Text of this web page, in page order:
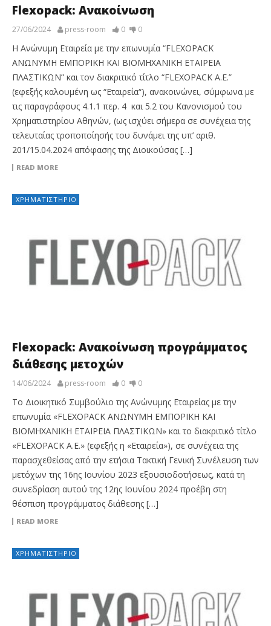
Flexopack: Ανακοίνωση
27/06/2024 press-room 0 0
Η Ανώνυμη Εταιρεία με την επωνυμία “FLEXOPACK
ΑΝΩΝΥΜΗ ΕΜΠΟΡΙΚΗ ΚΑΙ ΒΙΟΜΗΧΑΝΙΚΗ ΕΤΑΙΡEΙΑ
ΠΛΑΣΤΙΚΩΝ” και τον διακριτικό τίτλο “FLEXOPACK A.E.”
(εφεξής καλουμένη ως “Εταιρεία“), ανακοινώνει, σύμφωνα με
τις παραγράφους 4.1.1 περ. 4 και 5.2 του Κανονισμού του
Χρηματιστηρίου Αθηνών, (ως ισχύει σήμερα σε συνέχεια της
τελευταίας τροποποίησής του δυνάμει της υπ’ αριθ.
201/15.04.2024 απόφασης της Διοικούσας […]
READ MORE
ΧΡΗΜΑΤΙΣΤΉΡΙΟ
Flexopack: Ανακοίνωση προγράμματος
διάθεσης μετοχών
14/06/2024 press-room 0 0
Το Διοικητικό Συμβούλιο της Ανώνυμης Εταιρείας με την
επωνυμία «FLEXOPACK ΑΝΩΝΥΜΗ ΕΜΠΟΡΙΚΗ ΚΑΙ
ΒΙΟΜΗΧΑΝΙΚΗ ΕΤΑΙΡΕΙΑ ΠΛΑΣΤΙΚΩΝ» και το διακριτικό τίτλο
«FLEXOPACK Α.Ε.» (εφεξής η «Εταιρεία»), σε συνέχεια της
παρασχεθείσας από την ετήσια Τακτική Γενική Συνέλευση των
μετόχων της 16ης Ιουνίου 2023 εξουσιοδοτήσεως, κατά τη
συνεδρίαση αυτού της 12ης Ιουνίου 2024 προέβη στη
θέσπιση προγράμματος διάθεσης […]
READ MORE
ΧΡΗΜΑΤΙΣΤΉΡΙΟ